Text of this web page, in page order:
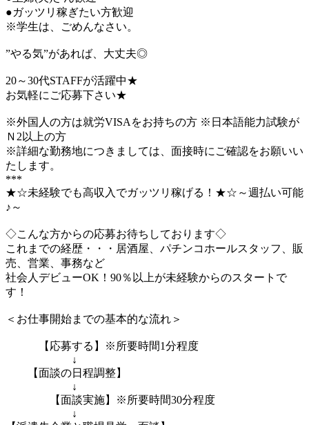
●ガッツリ稼ぎたい方歓迎
※学生は、ごめんなさい。
”やる気”があれば、大丈夫◎
20～30代STAFFが活躍中★
お気軽にご応募下さい★
※外国人の方は就労VISAをお持ちの方 ※日本語能力試験が
Ｎ2以上の方
※詳細な勤務地につきましては、面接時にご確認をお願いい
たします。
***
★☆未経験でも高収入でガッツリ稼げる！★☆～週払い可能
♪～
◇こんな方からの応募お待ちしております◇
これまでの経歴・・・居酒屋、パチンコホールスタッフ、販
売、営業、事務など
社会人デビューOK！90％以上が未経験からのスタートで
す！
＜お仕事開始までの基本的な流れ＞
【応募する】※所要時間1分程度
↓
【面談の日程調整】
↓
【面談実施】※所要時間30分程度
↓